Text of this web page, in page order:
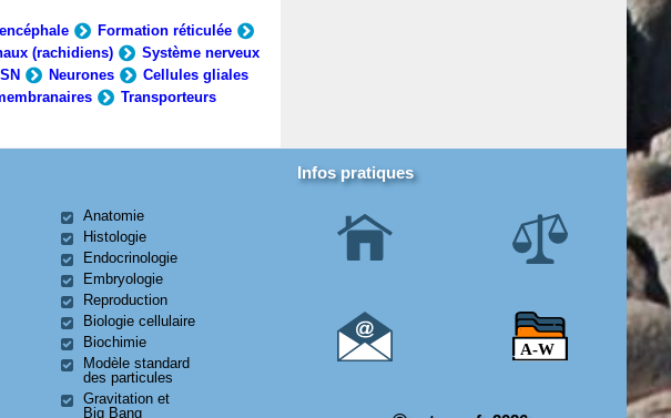
Formation réticulée
(rachidiens)
Système nerveux
Neurones
Cellules gliales
Transporteurs
Anatomie
Histologie
Endocrinologie
Embryologie
Reproduction
Biologie cellulaire
Biochimie
Modèle standard
des particules
Gravitation et
Big Bang
Infos pratiques